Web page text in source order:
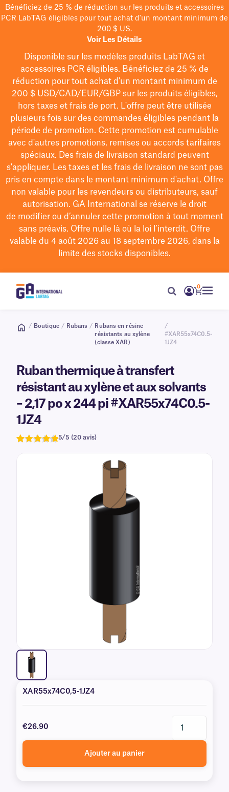
Bénéficiez de 25 % de réduction sur les produits et accessoires
PCR LabTAG éligibles pour tout achat d'un montant minimum de
200 $ US.
Voir Les Détails
Disponible sur les modèles produits LabTAG et
accessoires PCR éligibles. Bénéficiez de 25 % de
réduction pour tout achat d'un montant minimum de
200 $USD/CAD/EUR/GBPsur les produits éligibles,
hors taxes et frais de port. L'offre peut être utilisée
plusieurs fois sur des commandes éligibles pendant la
période de promotion. Cette promotion est cumulable
avec d'autres promotions, remises ou accords tarifaires
spéciaux. Des frais de livraison standard peuvent
s'appliquer. Les taxes et les frais de livraison ne sont pas
pris en compte dans le montant minimum d'achat. Offre
non valable pour les revendeurs ou distributeurs, sauf
autorisation. GA International se réserve le droit
de modifierou d’annuler cette promotion à tout moment
sans préavis. Offre nulle là où la loi l’interdit. Offre
valable du 4 août 2026 au 18 septembre 2026, dans la
limite des stocks disponibles.
0
/ Boutique / Rubans / Rubans en résine
résistants au xylène
(classe XAR)
/
#XAR55x74C0.5-
1JZ4
Ruban thermique à transfert
résistant au xylène et aux solvants
– 2,17 po x 244 pi #XAR55x74C0.5-
1JZ4
5/5 (20 avis)
XAR55x74C0,5-1JZ4
€26.90
Ajouter au panier